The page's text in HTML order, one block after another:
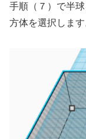
手順（７）で半
方体を選択します